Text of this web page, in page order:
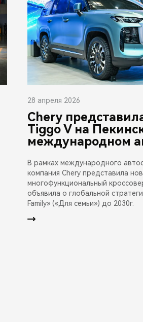
28 апреля 2026
Chery
Tiggo V на
международном
В рамках международного
компания Chery представила
многофункциональный
объявила о глобальной
Family» («Для семьи») до 2030г.